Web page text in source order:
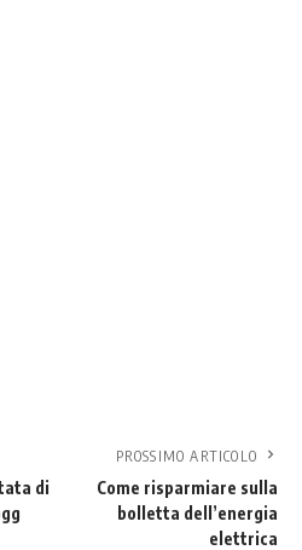
di
PROSSIMO ARTICOLO
Come risparmiare sulla
bolletta dell’energia
elettrica